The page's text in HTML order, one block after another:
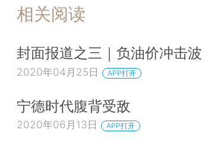
相关阅读
封面报道之三｜负油价冲击波
2020年04月25日 APP打开
宁德时代腹背受敌
2020年06月13日 APP打开